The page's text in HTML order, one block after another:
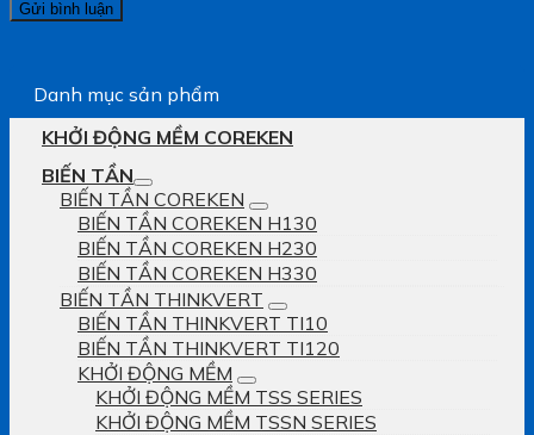
Danh mục sản phẩm
KHỞI ĐỘNG MỀM COREKEN
BIẾN TẦN
BIẾN TẦN COREKEN
BIẾN TẦN COREKEN H130
BIẾN TẦN COREKEN H230
BIẾN TẦN COREKEN H330
BIẾN TẦN THINKVERT
BIẾN TẦN THINKVERT TI10
BIẾN TẦN THINKVERT TI120
KHỞI ĐỘNG MỀM
KHỞI ĐỘNG MỀM TSS SERIES
KHỞI ĐỘNG MỀM TSSN SERIES